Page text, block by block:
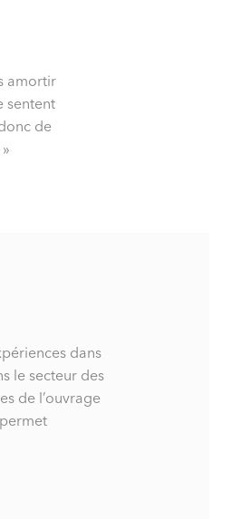
amortir
sentent
de
dans
le secteur des
de l’ouvrage